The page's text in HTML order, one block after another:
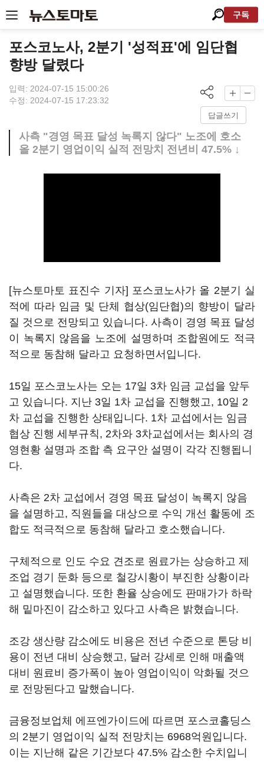
구독
포스코노사, 2분기 '성적표'에 임단협
향방 달렸다
입력: 2024-07-15 15:00:26
수정: 2024-07-15 17:23:32
답글쓰기
사측 "경영 목표 달성 녹록지 않다" 노조에 호소
올 2분기 영업이익 실적 전망치 전년비 47.5% ↓
[뉴스토마토 표진수 기자] 포스코노사가 올 2분기 실
적에 따라 임금 및 단체 협상(임단협)의 향방이 달라
질 것으로 전망되고 있습니다. 사측이 경영 목표 달성
이 녹록지 않음을 노조에 설명하며 조합원에도 적극
적으로 동참해 달라고 요청하면서입니다.
15일 포스코노사는 오는 17일 3차 임금 교섭을 앞두
고 있습니다. 지난 3일 1차 교섭을 진행했고, 10일 2
차 교섭을 진행한 상태입니다. 1차 교섭에서는 임금
협상 진행 세부규칙, 2차와 3차교섭에서는 회사의 경
영현황 설명과 조합 측 요구안 설명이 각각 진행됩니
다.
사측은 2차 교섭에서 경영 목표 달성이 녹록지 않음
을 설명하고, 직원들을 대상으로 수익 개선 활동에 조
합도 적극적으로 동참해 달라고 호소했습니다.
구체적으로 인도 수요 견조로 원료가는 상승하고 제
조업 경기 둔화 등으로 철강시황이 부진한 상황이라
고 설명했습니다. 또한 환율 상승에도 판매가가 하락
해 밑마진이 감소하고 있다고 사측은 밝혔습니다.
조강 생산량 감소에도 비용은 전년 수준으로 톤당 비
용이 전년 대비 상승했고, 달러 강세로 인해 매출액
대비 원료비 증가폭이 높아 영업이익이 악화될 것으
로 전망된다고 말했습니다.
금융정보업체 에프엔가이드에 따르면 포스코홀딩스
의 2분기 영업이익 실적 전망치는 6968억원입니다.
이는 지난해 같은 기간보다 47.5% 감소한 수치입니